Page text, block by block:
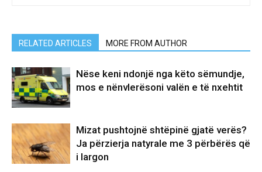
RELATED ARTICLES MORE FROM AUTHOR
Nëse keni ndonjë nga këto sëmundje,
mos e nënvlerësoni valën e të nxehtit
Mizat pushtojnë shtëpinë gjatë verës?
Ja përzierja natyrale me 3 përbërës që
i largon